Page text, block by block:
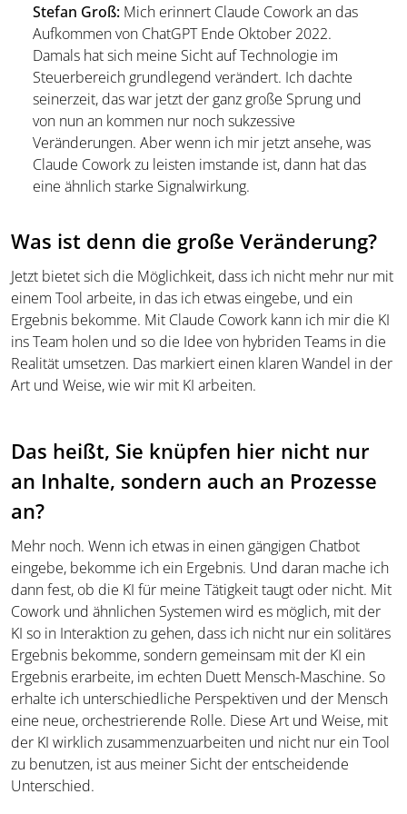
Stefan Groß: Mich erinnert Claude Cowork an das
Aufkommen von ChatGPT Ende Oktober 2022.
Damals hat sich meine Sicht auf Technologie im
Steuerbereich grundlegend verändert. Ich dachte
seinerzeit, das war jetzt der ganz große Sprung und
von nun an kommen nur noch sukzessive
Veränderungen. Aber wenn ich mir jetzt ansehe, was
Claude Cowork zu leisten imstande ist, dann hat das
eine ähnlich starke Signalwirkung.
Was ist denn die große Veränderung?
Jetzt bietet sich die Möglichkeit, dass ich nicht mehr nur mit
einem Tool arbeite, in das ich etwas eingebe, und ein
Ergebnis bekomme. Mit Claude Cowork kann ich mir die KI
ins Team holen und so die Idee von hybriden Teams in die
Realität umsetzen. Das markiert einen klaren Wandel in der
Art und Weise, wie wir mit KI arbeiten.
Das heißt, Sie knüpfen hier nicht nur
an Inhalte, sondern auch an Prozesse
an?
Mehr noch. Wenn ich etwas in einen gängigen Chatbot
eingebe, bekomme ich ein Ergebnis. Und daran mache ich
dann fest, ob die KI für meine Tätigkeit taugt oder nicht. Mit
Cowork und ähnlichen Systemen wird es möglich, mit der
KI so in Interaktion zu gehen, dass ich nicht nur ein solitäres
Ergebnis bekomme, sondern gemeinsam mit der KI ein
Ergebnis erarbeite, im echten Duett Mensch-Maschine. So
erhalte ich unterschiedliche Perspektiven und der Mensch
eine neue, orchestrierende Rolle. Diese Art und Weise, mit
der KI wirklich zusammenzuarbeiten und nicht nur ein Tool
zu benutzen, ist aus meiner Sicht der entscheidende
Unterschied.